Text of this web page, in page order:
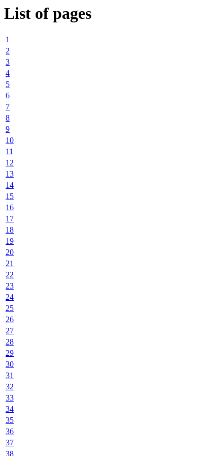
List of pages
1
2
3
4
5
6
7
8
9
10
11
12
13
14
15
16
17
18
19
20
21
22
23
24
25
26
27
28
29
30
31
32
33
34
35
36
37
38